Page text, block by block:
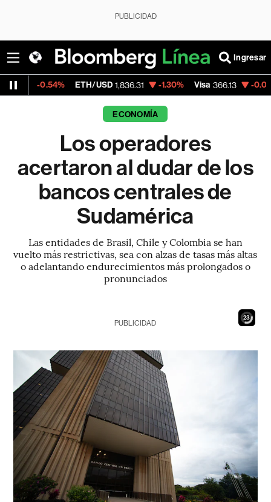
PUBLICIDAD
Ingresar
ETH/USD 1,836.31 -1.30% Visa 366.13 -0.04%
ECONOMÍA
Los operadores
acertaron al dudar de los
bancos centrales de
Sudamérica
Las entidades de Brasil, Chile y Colombia se han
vuelto más restrictivas, sea con alzas de tasas más altas
o adelantando endurecimientos más prolongados o
pronunciados
21
PUBLICIDAD